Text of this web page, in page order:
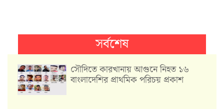
সর্বশেষ
সৌদিতে কারখানায় আগুনে নিহত ১৬
বাংলাদেশির প্রাথমিক পরিচয় প্রকাশ